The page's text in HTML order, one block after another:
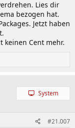
Lies dir
bezogen hat.
Jetzt haben
keinen Cent mehr.
System
#21.007